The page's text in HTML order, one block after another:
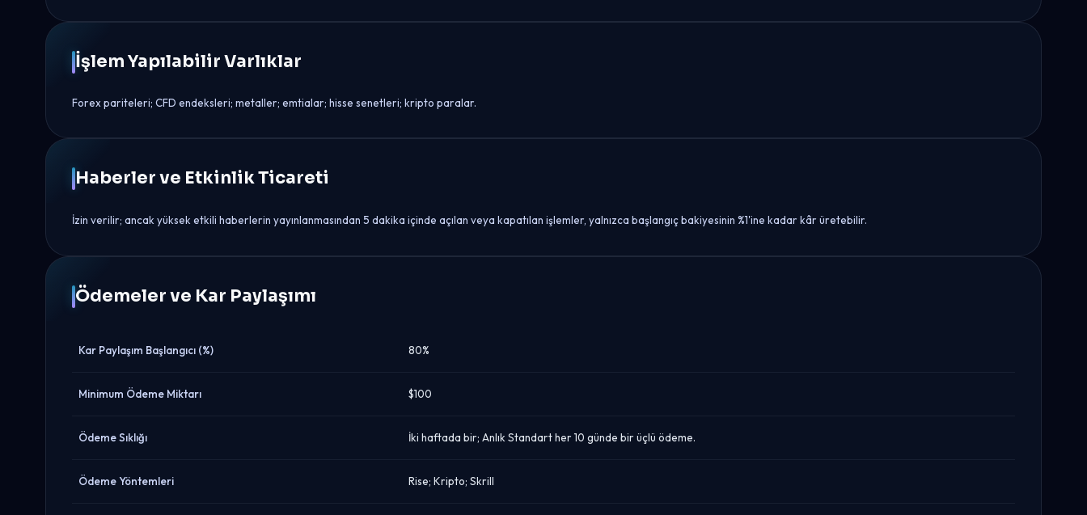
İşlem Yapılabilir Varlıklar
Forex pariteleri; CFD endeksleri; metaller; emtialar; hisse senetleri; kripto paralar.
Haberler ve Etkinlik Ticareti
İzin verilir; ancak yüksek etkili haberlerin yayınlanmasından 5 dakika içinde açılan veya kapatılan işlemler, yalnızca başlangıç bakiyesinin %1'ine kadar kâr üretebilir.
Ödemeler ve Kar Paylaşımı
Kar Paylaşım Başlangıcı (%) 80%
Minimum Ödeme Miktarı $100
Ödeme Sıklığı İki haftada bir; Anlık Standart her 10 günde bir üçlü ödeme.
Ödeme Yöntemleri Rise; Kripto; Skrill